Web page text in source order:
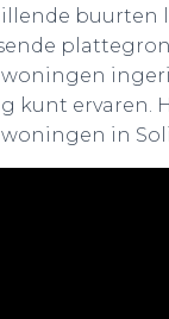
buurten
kunt ervaren.
in